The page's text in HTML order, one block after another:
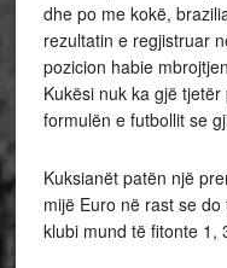
dhe po me kokë,
rezultatin e regjistruar
pozicion habie
Kukësi nuk ka gjë
formulën e futbollit se
Kuksianët patën një
mijë Euro në rast se
klubi mund të fitonte 1,